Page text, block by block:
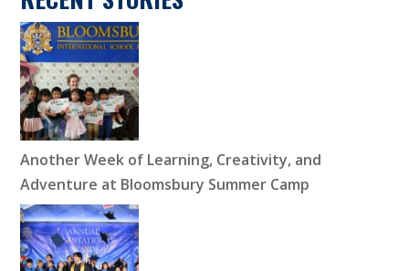
Another Week of Learning, Creativity, and
Adventure at Bloomsbury Summer Camp